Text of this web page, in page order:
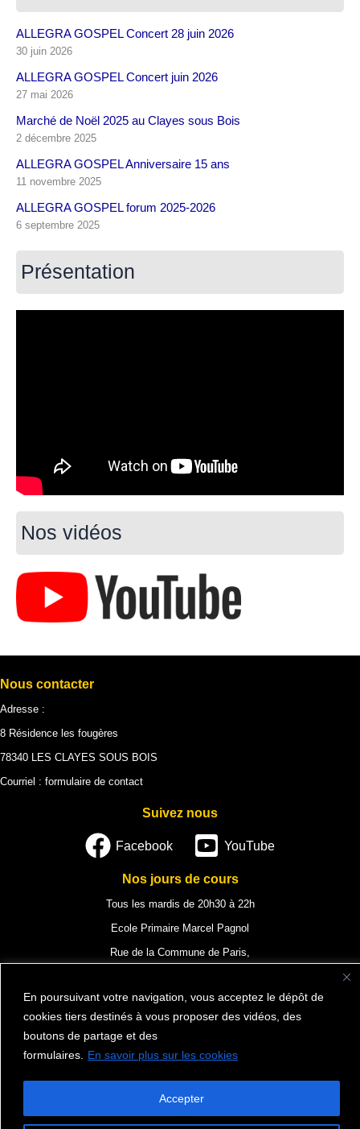
En poursuivant votre navigation, vous acceptez le dépôt de
cookies tiers destinés à vous proposer des vidéos, des
boutons de partage et des
formulaires.
En savoir plus sur les cookies
Accepter
ALLEGRA GOSPEL Concert 28 juin 2026
30 juin 2026
ALLEGRA GOSPEL Concert juin 2026
27 mai 2026
Marché de Noël 2025 au Clayes sous Bois
2 décembre 2025
ALLEGRA GOSPEL Anniversaire 15 ans
11 novembre 2025
ALLEGRA GOSPEL forum 2025-2026
6 septembre 2025
Présentation
Nos vidéos
Nous contacter
Adresse :
8 Résidence les fougères
78340 LES CLAYES SOUS BOIS
Courriel : formulaire de contact
Suivez nous
Facebook YouTube
Nos jours de cours
Tous les mardis de 20h30 à 22h
Ecole Primaire Marcel Pagnol
Rue de la Commune de Paris,
Vie privée et cookies
Politique de confidentialité
© 2026 ALLEGRA GOSPEL | Created by MCM